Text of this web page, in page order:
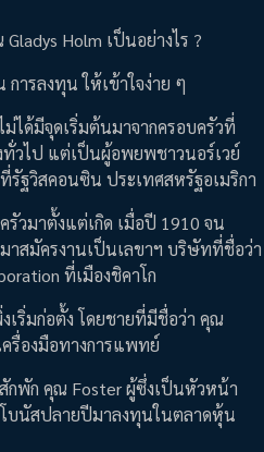
Holm เป็นอย่างไร ?
การลงทุน ให้เข้าใจง่าย ๆ
ได้มีจุดเริ่มต้นมาจากครอบครัวที่
วไป แต่เป็นผู้อพยพชาวนอร์เวย์
ฐวิสคอนซิน ประเทศสหรัฐอเมริกา
วมาตั้งแต่เกิด เมื่อปี 1910 จน
มาสมัครงานเป็นเลขาฯ บริษัทที่ชื่อว่า
ที่เมืองชิคาโก
ริ่มก่อตั้ง โดยชายที่มีชื่อว่า คุณ
ครื่องมือทางการแพทย์
กพัก คุณ Foster ผู้ซึ่งเป็นหัวหน้า
บนัสปลายปีมาลงทุนในตลาดหุ้น